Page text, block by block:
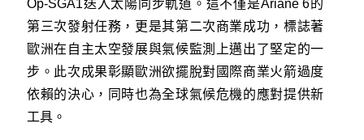
Op-SGA1送入太陽同步軌道。這不僅是Ariane 6的
第三次發射任務，更是其第二次商業成功，標誌著
歐洲在自主太空發展與氣候監測上邁出了堅定的一
步。此次成果彰顯歐洲欲擺脫對國際商業火箭過度
依賴的決心，同時也為全球氣候危機的應對提供新
工具。